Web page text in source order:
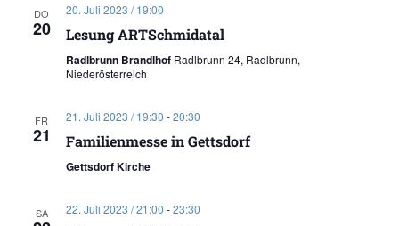
DO
20
20. Juli 2023 / 19:00
Lesung ARTSchmidatal
Radlbrunn Brandlhof Radlbrunn 24, Radlbrunn,
Niederösterreich
FR
21
21. Juli 2023 / 19:30 -20:30
Familienmesse in Gettsdorf
Gettsdorf Kirche
SA 22. Juli 2023 / 21:00 -23:30